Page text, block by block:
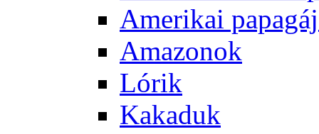
Amerikai
Amazonok
Lórik
Kakaduk